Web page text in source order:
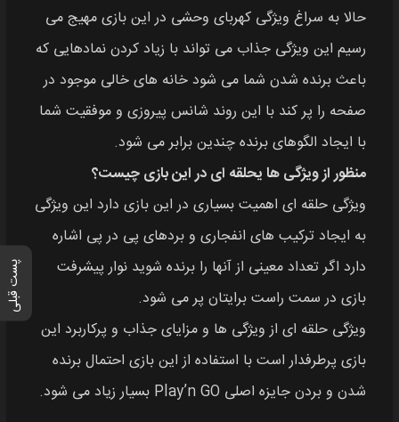
حالا به سراغ ویژگی کهربای وحشی در این بازی مهیج می‌
رسیم این ویژگی جذاب می‌ تواند با زیاد کردن نمادهایی که
باعث برنده‌ شدن شما می‌ شود خانه‌ های خالی موجود در
صفحه را پر کند با این روند شانس پیروزی و موفقیت شما
با ایجاد الگوهای برنده چندین برابر می‌ شود.
منظور از ویژگی‌ ها یحلقه‌ ای در این بازی چیست؟
ویژگی حلقه‌ ای اهمیت بسیاری در این بازی دارد این ویژگی
به ایجاد ترکیب‌ های انفجاری و بردهای پی‌ در پی اشاره
دارد اگر تعداد معینی از آنها را برنده شوید نوار پیشرفت
بازی در سمت راست برایتان پر می‌ شود.
ویژگی حلقه‌ ای از ویژگی‌ ها و مزایای جذاب و پرکاربرد این
بازی پرطرفدار است با استفاده از این بازی احتمال برنده‌
شدن و بردن جایزه اصلی Play’n GO بسیار زیاد می‌ شود.
پست قبلی